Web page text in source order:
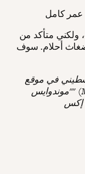
ولكني متأكد من
أحلام. سوف
في موقع
"موندوايس" (Mondoweiss). يمكنك متابعته على منصة تويتر/